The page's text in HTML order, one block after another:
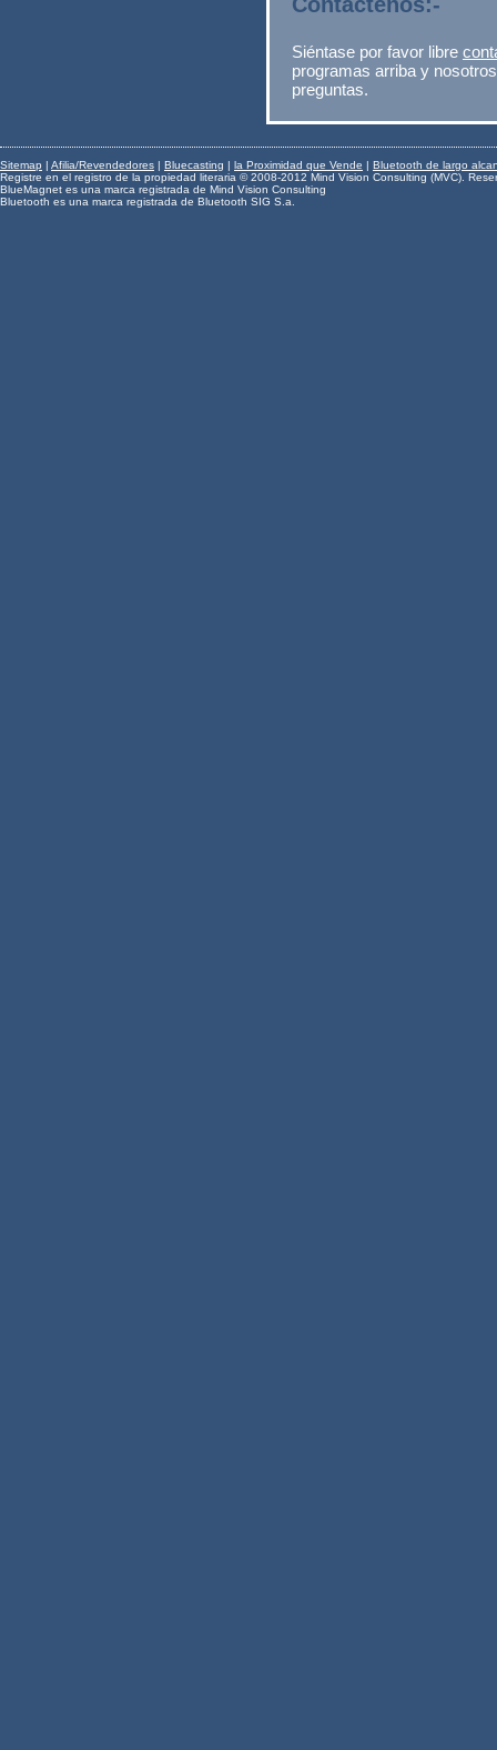
Siéntase por favor libre
programas arriba y
preguntas.
Sitemap | Afilia/Revendedores | Bluecasting | la Proximidad que Vende | Bluetooth de largo
Registre en el registro de la propiedad literaria © 2008-2012 Mind Vision Consulting (MVC).
BlueMagnet es una marca registrada de Mind Vision Consulting
Bluetooth es una marca registrada de Bluetooth SIG S.a.